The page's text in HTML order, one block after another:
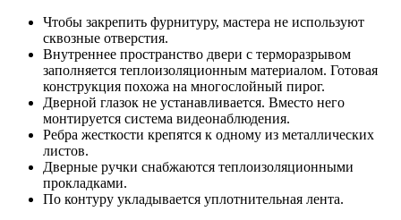
Чтобы закрепить фурнитуру, мастера не используют
сквозные отверстия.
Внутреннее пространство двери с терморазрывом
заполняется теплоизоляционным материалом. Готовая
конструкция похожа на многослойный пирог.
Дверной глазок не устанавливается. Вместо него
монтируется система видеонаблюдения.
Ребра жесткости крепятся к одному из металлических
листов.
Дверные ручки снабжаются теплоизоляционными
прокладками.
По контуру укладывается уплотнительная лента.